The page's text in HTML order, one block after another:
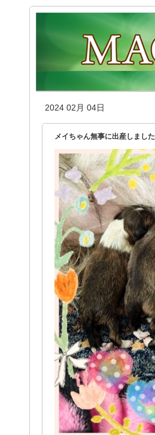
2024 02月 04日
メイちゃん無事に出産しました